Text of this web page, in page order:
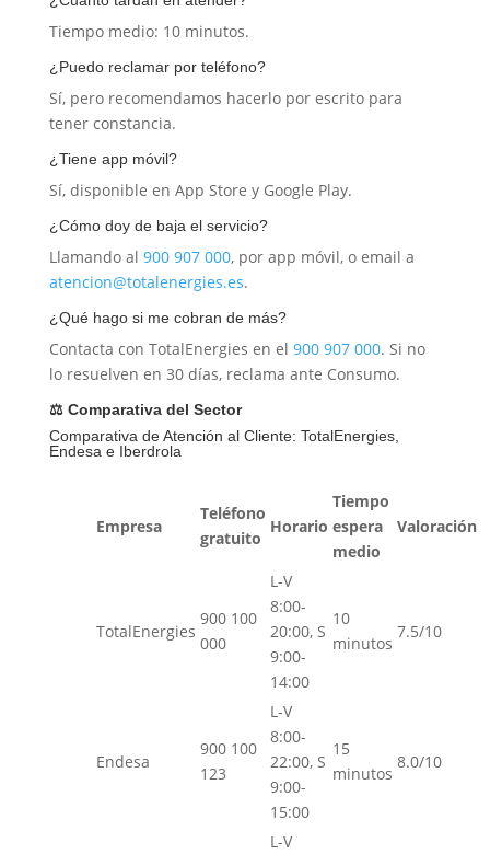
Tiempo medio: 10 minutos.
¿Puedo reclamar por teléfono?
Sí, pero recomendamos hacerlo por escrito para
tener constancia.
¿Tiene app móvil?
Sí, disponible en App Store y Google Play.
¿Cómo doy de baja el servicio?
Llamando al 900 907 000, por app móvil, o email a
atencion@totalenergies.es.
¿Qué hago si me cobran de más?
Contacta con TotalEnergies en el 900 907 000. Si no
lo resuelven en 30 días, reclama ante Consumo.
⚖️ Comparativa del Sector
Comparativa de Atención al Cliente: TotalEnergies,
Endesa e Iberdrola
Empresa
Teléfono
gratuito
Horario
Tiempo
espera
medio
Valoración
TotalEnergies
900 100
000
L-V
8:00-
20:00, S
9:00-
14:00
10
minutos
7.5/10
Endesa
900 100
123
L-V
8:00-
22:00, S
9:00-
15:00
15
minutos
8.0/10
L-V